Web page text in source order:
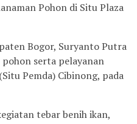
Pohon di Situ Plaza
Bogor, Suryanto Putra
serta pelayanan
Pemda) Cibinong, pada
tebar benih ikan,